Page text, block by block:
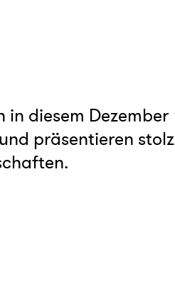
diesem Dezember
präsentieren stolz